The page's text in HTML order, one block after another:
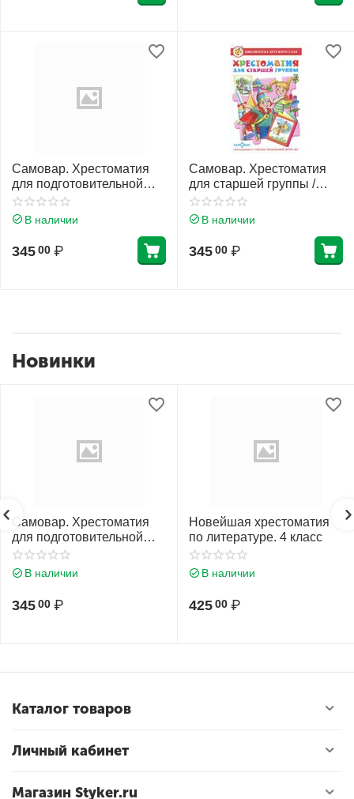
Самовар. Хрестоматия
для подготовительной
группы /БДС/
В наличии
345 00 ₽
Самовар. Хрестоматия
для старшей группы /
БДС/
В наличии
345 00 ₽
Новинки
Самовар. Хрестоматия
для подготовительной
группы /БДС/
В наличии
345 00 ₽
Новейшая хрестоматия
по литературе. 4 класс
В наличии
425 00 ₽
Каталог товаров
Личный кабинет
Магазин Styker.ru